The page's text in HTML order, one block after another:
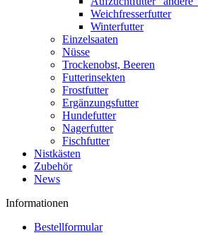
Weichfresserfutter
Winterfutter
Einzelsaaten
Nüsse
Trockenobst, Beeren
Futterinsekten
Frostfutter
Ergänzungsfutter
Hundefutter
Nagerfutter
Fischfutter
Nistkästen
Zubehör
News
Informationen
Bestellformular